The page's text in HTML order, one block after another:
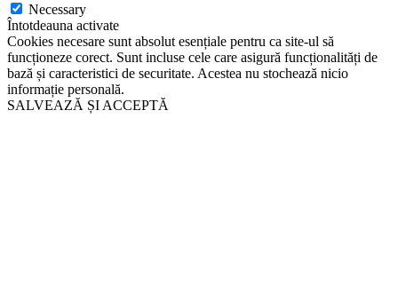
Necessary
Întotdeauna activate
Cookies necesare sunt absolut esențiale pentru ca site-ul să
funcționeze corect. Sunt incluse cele care asigură funcționalități de
bază și caracteristici de securitate. Acestea nu stochează nicio
informație personală.
SALVEAZĂ ȘI ACCEPTĂ